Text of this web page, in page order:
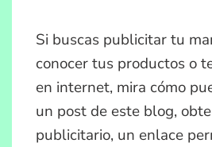
Si buscas publicitar tu
conocer tus productos o
en internet, mira cómo
un post de este blog,
publicitario, un enlace